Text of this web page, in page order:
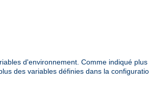
d'environnement. Comme indiqué
des variables définies dans la